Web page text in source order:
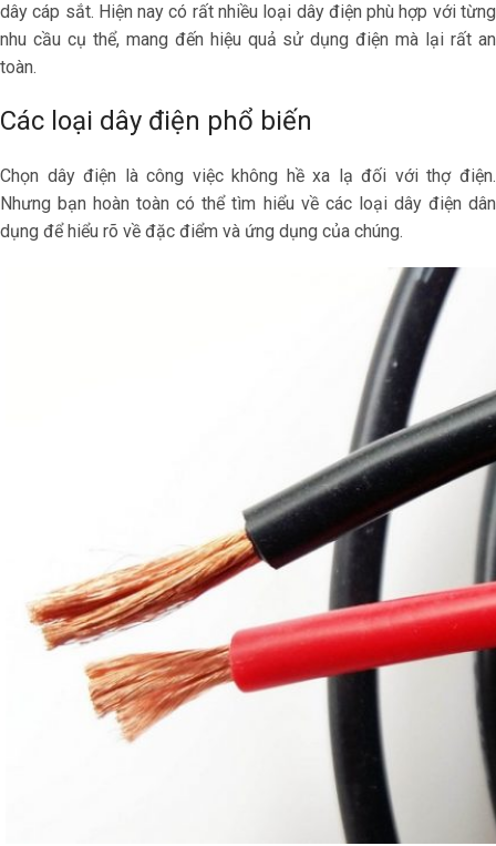
dây cáp sắt. Hiện nay có rất nhiều loại dây điện phù hợp với từng
nhu cầu cụ thể, mang đến hiệu quả sử dụng điện mà lại rất an
toàn.
Các loại dây điện phổ biến
Chọn dây điện là công việc không hề xa lạ đối với thợ điện.
Nhưng bạn hoàn toàn có thể tìm hiểu về các loại dây điện dân
dụng để hiểu rõ về đặc điểm và ứng dụng của chúng.